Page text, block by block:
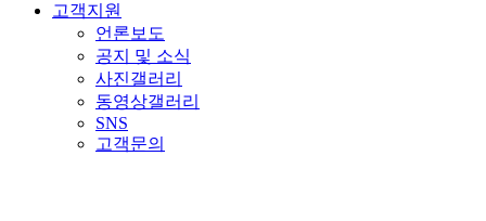
고객지원
언론보도
공지 및 소식
사진갤러리
동영상갤러리
SNS
고객문의